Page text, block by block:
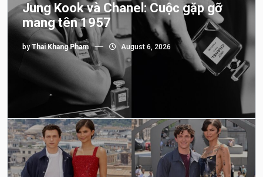
Jung Kook và Chanel: Cuộc gặp gỡ
mang tên 1957
byThai Khang Pham August 6, 2026